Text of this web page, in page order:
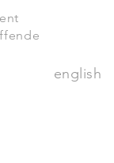
english